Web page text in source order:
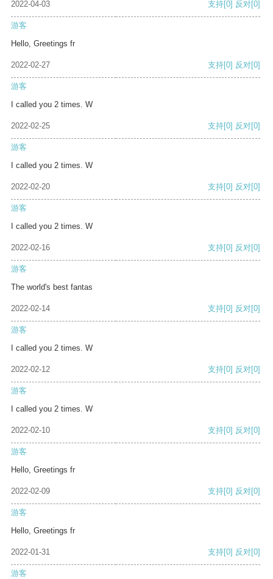
2022-04-03 支持[0] 反对[0]
游客
Hello, Greetings fr
2022-02-27 支持[0] 反对[0]
游客
I called you 2 times. W
2022-02-25 支持[0] 反对[0]
游客
I called you 2 times. W
2022-02-20 支持[0] 反对[0]
游客
I called you 2 times. W
2022-02-16 支持[0] 反对[0]
游客
The world's best fantas
2022-02-14 支持[0] 反对[0]
游客
I called you 2 times. W
2022-02-12 支持[0] 反对[0]
游客
I called you 2 times. W
2022-02-10 支持[0] 反对[0]
游客
Hello, Greetings fr
2022-02-09 支持[0] 反对[0]
游客
Hello, Greetings fr
2022-01-31 支持[0] 反对[0]
游客